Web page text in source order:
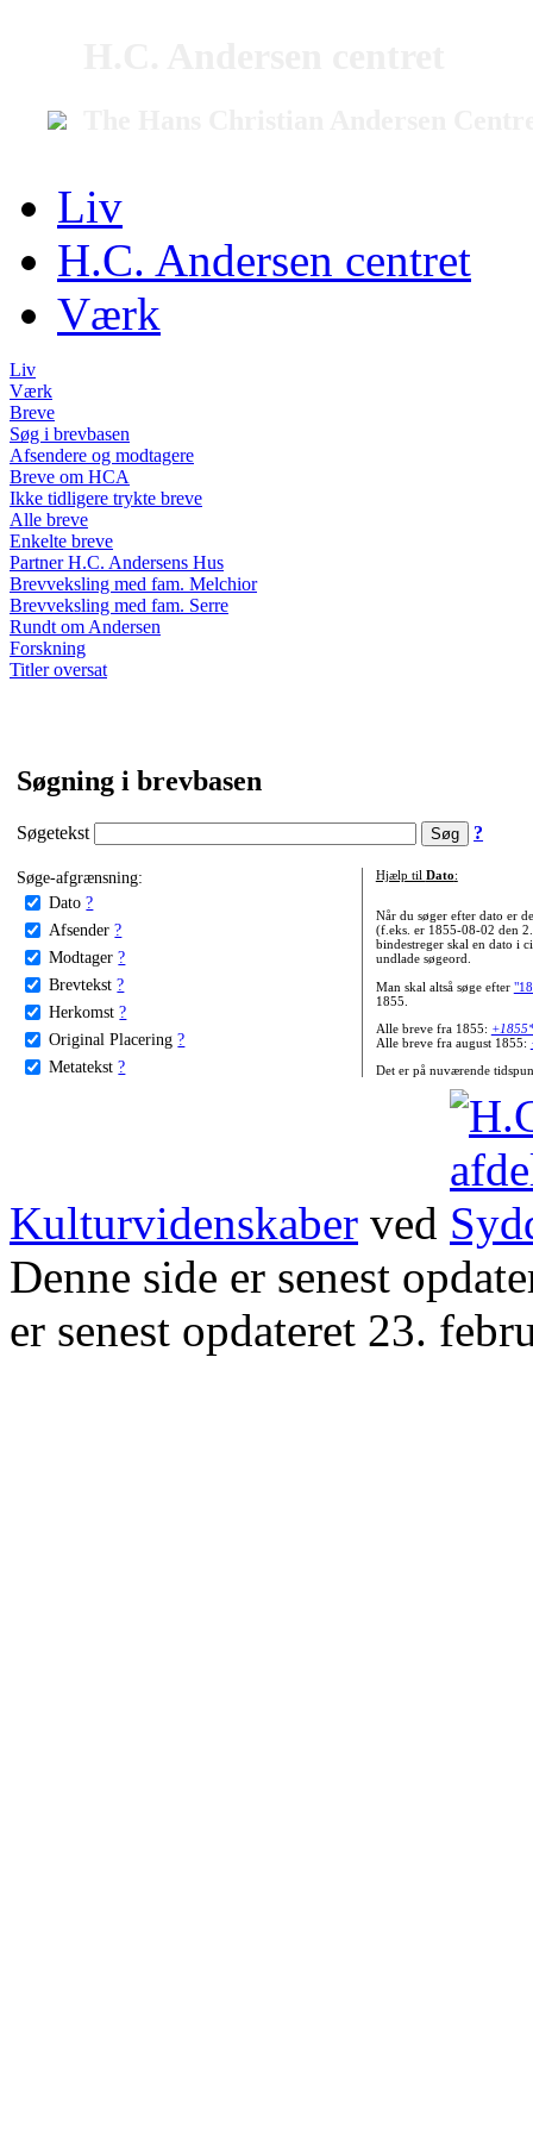
Liv
H.C. Andersen centret
Værk
Liv
Værk
Breve
Søg i brevbasen
Afsendere og modtagere
Breve om HCA
Ikke tidligere trykte breve
Alle breve
Enkelte breve
Partner H.C. Andersens Hus
Brevveksling med fam. Melchior
Brevveksling med fam. Serre
Rundt om Andersen
Forskning
Titler oversat
Søgning i brevbasen
Søgetekst ?
Søge-afgrænsning:
Dato ?
Afsender ?
Modtager ?
Brevtekst ?
Herkomst ?
Original Placering ?
Metatekst ?
Hjælp til Dato:
Når du søger efter dato er
(f.eks. er 1855-08-02 den
bindestreger skal en dato i
undlade søgeord.
Man skal altså søge efter
1855.
Alle breve fra 1855:
Alle breve fra august 1855:
Det er på nuværende
Kulturvidenskaber ved
Denne side er senest
er senest opdateret 23.